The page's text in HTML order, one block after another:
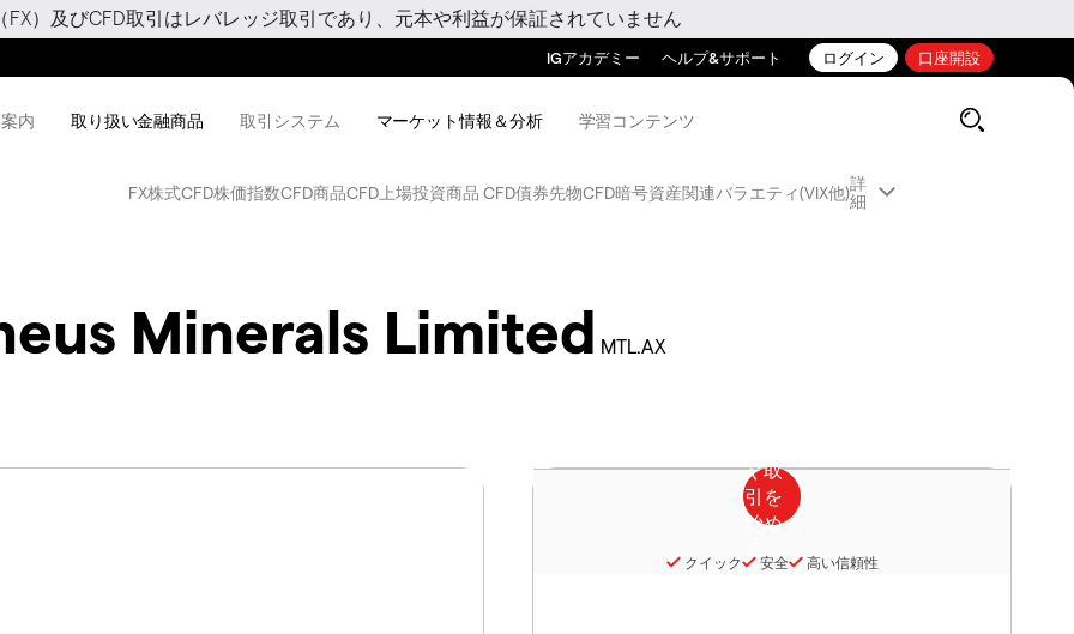
FX）及びCFD取引はレバレッジ取引であり、元本や利益が保証されていません
IGアカデミー ヘルプ&サポート ログイン 口座開設
内 取り扱い金融商品 取引システム マーケット情報＆分析 学習コンテンツ
FX株式CFD株価指数CFD商品CFD 上場投資商品 CFD債券先物CFD暗号資産関連バラエティ(VIX他)詳
細
Minerals Limited MTL.AX
クイック 安全 高い信頼性